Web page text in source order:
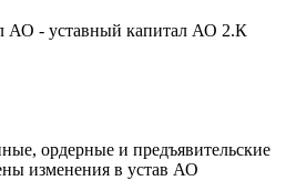
АО - уставный капитал АО 2.К
ордерные и предъявительские
изменения в устав АО